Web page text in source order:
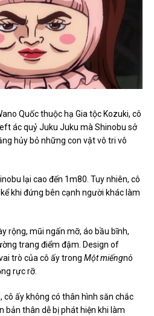
Quốc thuộc hạ Gia tộc Kozuki, cô
ác quỷ Juku Juku mà Shinobu sở
hủy bỏ những con vật vô tri vô
lại cao đến 1m80. Tuy nhiên, cô
khi đứng bên cạnh người khác làm
rộng, mũi ngấn mỡ, áo bầu bĩnh,
trang điểm đậm. Design of
trò của cô ấy trongMột miếngnó
rực rỡ.
cô ấy không có thân hình săn chắc
bản thân dễ bị phát hiện khi làm